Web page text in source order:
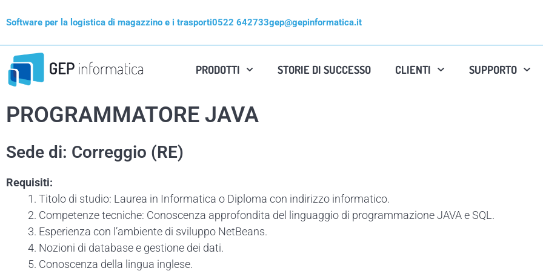
alSoftware per la logistica di magazzino e i trasporti0522 642733gep@gepinformatica.it
PRODOTTI STORIE DI SUCCESSO CLIENTI SUPPORTO
PROGRAMMATORE JAVA
Sede di: Correggio (RE)
Requisiti:
Titolo di studio: Laurea in Informatica o Diploma con indirizzo informatico.
Competenze tecniche: Conoscenza approfondita del linguaggio di programmazione JAVA e SQL.
Esperienza con l’ambiente di sviluppo NetBeans.
Nozioni di database e gestione dei dati.
Conoscenza della lingua inglese.